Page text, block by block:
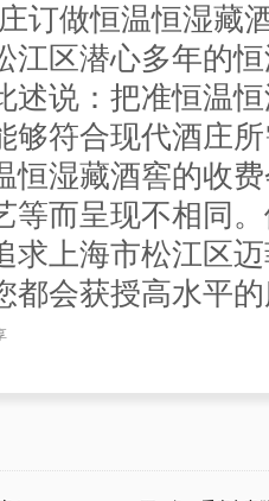
订做恒温恒湿藏
江区潜心多年的
述说：把准恒温
够符合现代酒庄
恒湿藏酒窖的收
等而呈现不相同
求上海市松江区
都会获授高水平
松江区的莫女士